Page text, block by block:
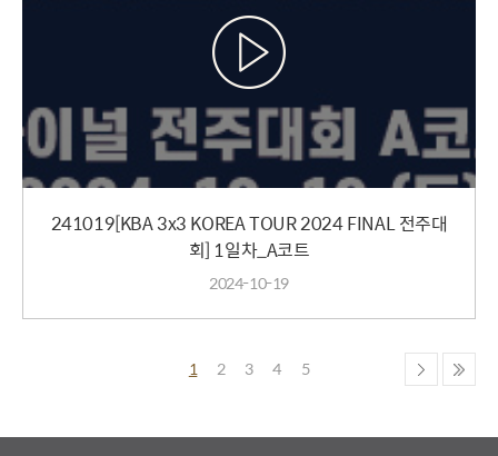
241019[KBA 3x3 KOREA TOUR 2024 FINAL 전주대
회] 1일차_A코트
2024-10-19
1 2 3 4 5